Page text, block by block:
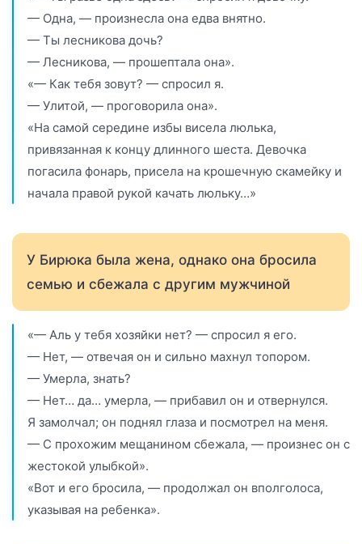
— Одна, — произнесла она едва внятно.
— Ты лесникова дочь?
— Лесникова, — прошептала она».
«— Как тебя зовут? — спросил я.
— Улитой, — проговорила она».
«На самой середине избы висела люлька,
привязанная к концу длинного шеста. Девочка
погасила фонарь, присела на крошечную скамейку и
начала правой рукой качать люльку…»
У Бирюка была жена, однако она бросила
семью и сбежала с другим мужчиной
«— Аль у тебя хозяйки нет? — спросил я его.
— Нет, — отвечая он и сильно махнул топором.
— Умерла, знать?
— Нет… да… умерла, — прибавил он и отвернулся.
Я замолчал; он поднял глаза и посмотрел на меня.
— С прохожим мещанином сбежала, — произнес он с
жестокой улыбкой».
«Вот и его бросила, — продолжал он вполголоса,
указывая на ребенка».